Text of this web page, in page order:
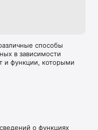
способы
в зависимости
и функции, которыми
о функциях